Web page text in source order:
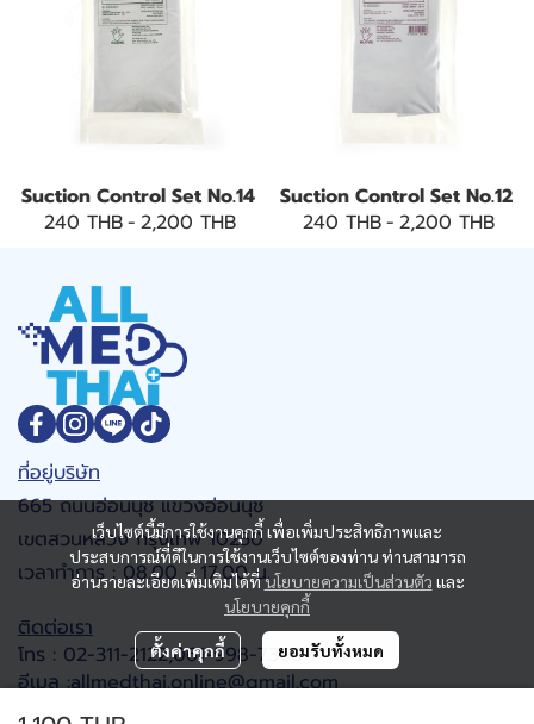
Suction Control Set No.14
240 THB- 2,200 THB
Suction Control Set No.12
240 THB- 2,200 THB
เว็บไซต์นี้มีการใช้งานคุกกี้ เพื่อเพิ่มประสิทธิภาพและ
ประสบการณ์ที่ดีในการใช้งานเว็บไซต์ของท่าน ท่านสามารถ
อ่านรายละเอียดเพิ่มเติมได้ที่นโยบายความเป็นส่วนตัว และ
นโยบายคุกกี้
ตั้งค่าคุกกี้ ยอมรับทั้งหมด
ที่อยู่บริษัท
665 ถนนอ่อนนุช แขวงอ่อนนุช
เขตสวนหลวง กรุงเทพ 10250
เวลาทำการ : 08.00 - 17.00 น.
ติดต่อเรา
โทร : 02-311-2122,061-998-7368
อีเมล :allmedthai.online@gmail.com
Google map